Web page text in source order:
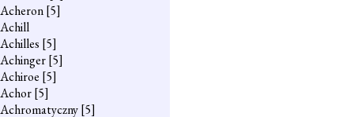
Acheron[5]
Achill
Achilles [5]
Achinger[5]
Achiroe [5]
Achor[5]
Achromatyczny[5]